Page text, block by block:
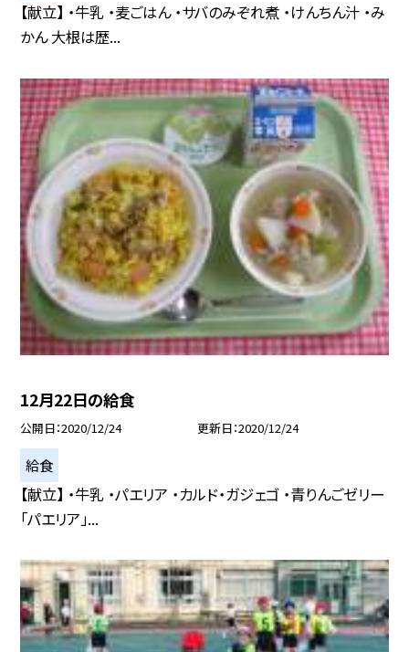
【献立】 ・牛乳 ・麦ごはん ・サバのみぞれ煮 ・けんちん汁 ・み
かん 大根は歴...
12月22日の給食
公開日 2020/12/24 更新日 2020/12/24
給食
【献立】 ・牛乳 ・パエリア ・カルド・ガジェゴ ・青りんごゼリー
「パエリア」...